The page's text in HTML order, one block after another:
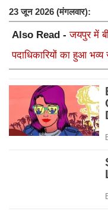
23 जून 2026 (मंगलवार):
Also Read -जयपुर में
पदाधिकारियों का हुआ